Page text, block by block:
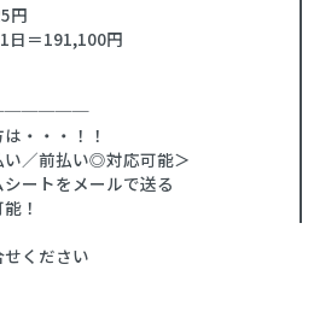
円
＝191,100円
・・・！！
／前払い◎対応可能＞
ートをメールで送る
！
ください